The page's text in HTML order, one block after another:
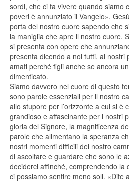
sordi, che ci fa vivere quando siamo
poveri è annunziato il Vangelo».
porta del nostro cuore sapendo che
la maniglia che apre il nostro cuore.
si presenta con opere che
presenta dicendo a noi tutti, ai nostri
amati perché figli anche se ancora
dimenticato.
Siamo davvero nel cuore di questo
sono parole essenziali per il nostro
allo stupore per l’orizzonte a cui si è
grandioso e affascinante per i nostri
gloria del Signore, la magnificenza
parole che alimentano la speranza
nostri momenti difficili del nostro
di ascoltare e guardare che sono le
deciderci affinché, comprendendo la
ci possiamo sentire meno soli. «Dite